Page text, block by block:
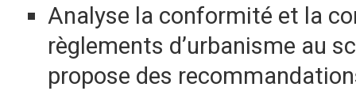
Analyse la conformité et la
règlements d’urbanisme au
propose des